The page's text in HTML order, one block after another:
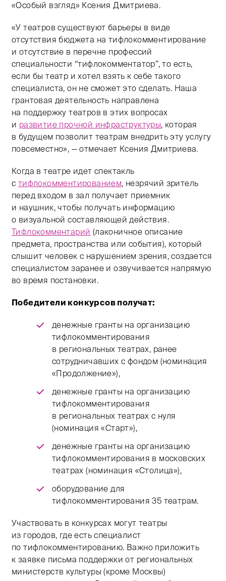
«Особый взгляд» Ксения Дмитриева.
«У театров существуют барьеры в виде
отсутствия бюджета на тифлокомментирование
и отсутствие в перечне профессий
специальности ‘’тифлокомментатор’’, то есть,
если бы театр и хотел взять к себе такого
специалиста, он не сможет это сделать. Наша
грантовая деятельность направлена
на поддержку театров в этих вопросах
и развитие прочной инфраструктуры, которая
в будущем позволит театрам внедрить эту услугу
повсеместно», — отмечает Ксения Дмитриева.
Когда в театре идет спектакль
с тифлокомментированием, незрячий зритель
перед входом в зал получает приемник
и наушник, чтобы получать информацию
о визуальной составляющей действия.
Тифлокомментарий (лаконичное описание
предмета, пространства или события), который
слышит человек с нарушением зрения, создается
специалистом заранее и озвучивается напрямую
во время постановки.
Победители конкурсов получат:
денежные гранты на организацию
тифлокомментирования
в региональных театрах, ранее
сотрудничавших с фондом (номинация
«Продолжение»),
денежные гранты на организацию
тифлокомментирования
в региональных театрах с нуля
(номинация «Старт»),
денежные гранты на организацию
тифлокомментирования в московских
театрах (номинация «Столица»),
оборудование для
тифлокомментирования 35 театрам.
Участвовать в конкурсах могут театры
из городов, где есть специалист
по тифлокомментированию. Важно приложить
к заявке письма поддержки от региональных
министерств культуры (кроме Москвы)